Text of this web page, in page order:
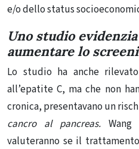
e/o dello status
Uno studio
aumentare lo
Lo studio ha anche
all’epatite C, ma che non
cronica, presentavano un
cancro al pancreas.
valuteranno se il